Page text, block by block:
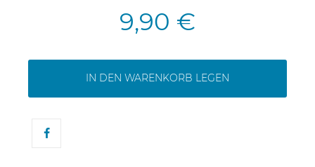
9,90 €
IN DEN WARENKORB LEGEN